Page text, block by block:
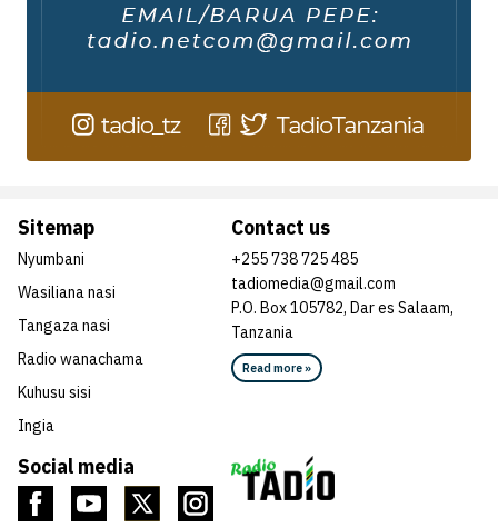
Social media
Sitemap
Nyumbani
Wasiliana nasi
Tangaza nasi
Radio wanachama
Kuhusu sisi
Ingia
Contact us
+255 738 725 485
tadiomedia@gmail.com
P.O. Box 105782, Dar es Salaam,
Tanzania
Read more »